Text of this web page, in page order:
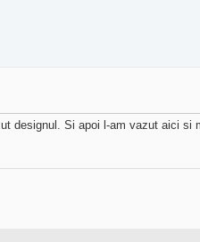
designul. Si apoi l-am vazut aici si